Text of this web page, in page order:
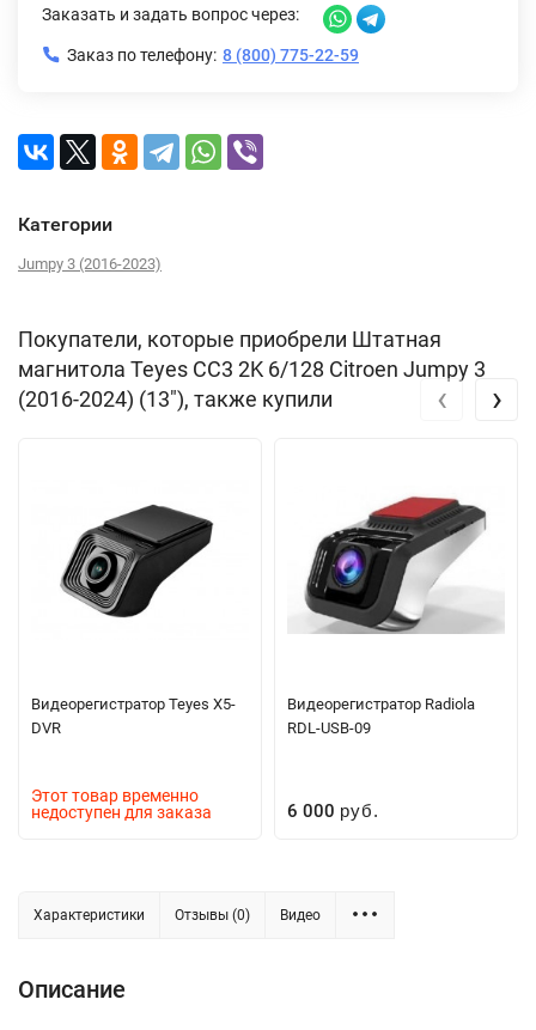
Заказать и задать вопрос через:
Заказ по телефону: 8 (800) 775-22-59
Категории
Jumpy 3 (2016-2023)
Покупатели, которые приобрели Штатная
магнитола Teyes CC3 2K 6/128 Citroen Jumpy 3
(2016-2024) (13"), также купили
Видеорегистратор Teyes X5-
DVR
Этот товар временно
недоступен для заказа
Видеорегистратор Radiola
RDL-USB-09
6 000 руб.
‹ ›
Характеристики Отзывы (0) Видео
Описание